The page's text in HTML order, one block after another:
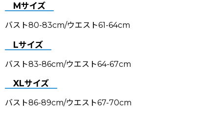
Mサイズ
バスト80-83cm/ウエスト61-64cm
Lサイズ
バスト83-86cm/ウエスト64-67cm
XLサイズ
バスト86-89cm/ウエスト67-70cm